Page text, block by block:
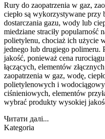
Rury do zaopatrzenia w gaz,
ciepło są wykorzystywane
dostarczania gazu, wody lub
miedziane straciły popularność
polietylenu, chociaż ich użycie
jednego lub drugiego polimeru.
jakość, ponieważ cena
łączących, elementów
zaopatrzenia w gaz, wodę,
polietylenowych i
ciśnieniowych, elementów
wybrać produkty wysokiej
Читати далі...
Kategoria